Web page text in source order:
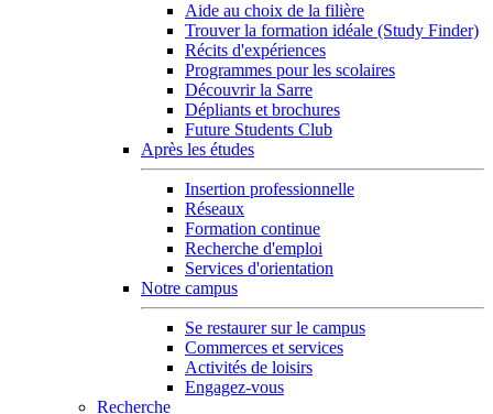
Aide au choix de la filière
Trouver la formation idéale (Study Finder)
Récits d'expériences
Programmes pour les scolaires
Découvrir la Sarre
Dépliants et brochures
Future Students Club
Après les études
Insertion professionnelle
Réseaux
Formation continue
Recherche d'emploi
Services d'orientation
Notre campus
Se restaurer sur le campus
Commerces et services
Activités de loisirs
Engagez-vous
Recherche